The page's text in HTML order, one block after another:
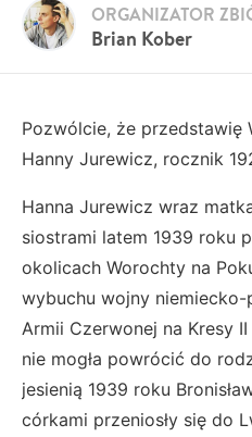
Brian Kober
ORGANIZATOR
Pozwólcie, że przedstawię
Hanny Jurewicz, rocznik
Hanna Jurewicz wraz
siostrami latem 1939 roku
okolicach Worochty na
wybuchu wojny
Armii Czerwonej na Kresy
nie mogła powrócić do
jesienią 1939 roku
córkami przeniosły się do